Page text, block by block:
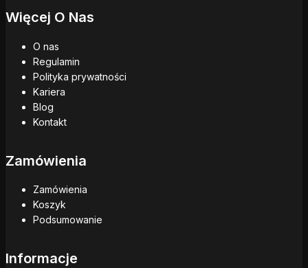
Więcej O Nas
O nas
Regulamin
Polityka prywatności
Kariera
Blog
Kontakt
Zamówienia
Zamówienia
Koszyk
Podsumowanie
Informacje